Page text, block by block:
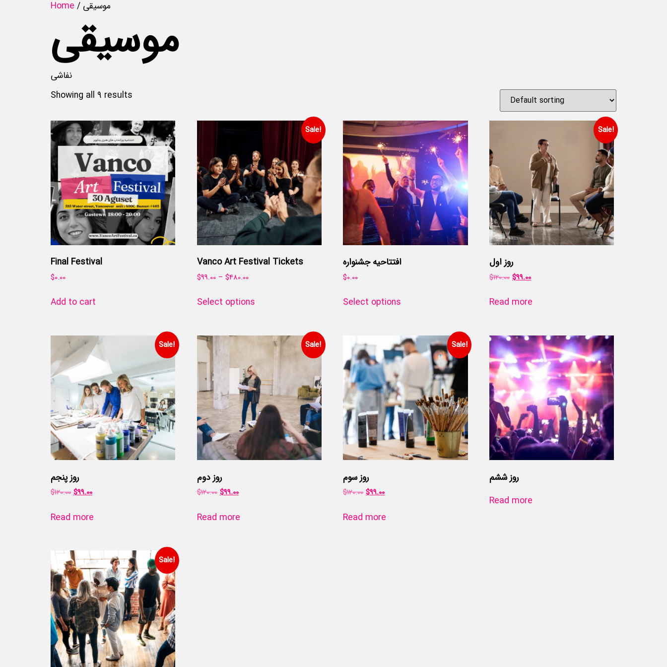
Home / موسیقی
موسیقی
نفاشی
Showing all 9 results
Final Festival
$0.00
Add to cart
Sale!
Vanco Art Festival Tickets
$99.00 – $480.00
Select options
افتتاحیه جشنواره
$0.00
Select options
Sale!
روز اول
$120.00 $99.00
Read more
Sale!
روز پنجم
$120.00 $99.00
Read more
Sale!
روز دوم
$120.00 $99.00
Read more
Sale!
روز سوم
$120.00 $99.00
Read more
روز ششم
Read more
Sale!